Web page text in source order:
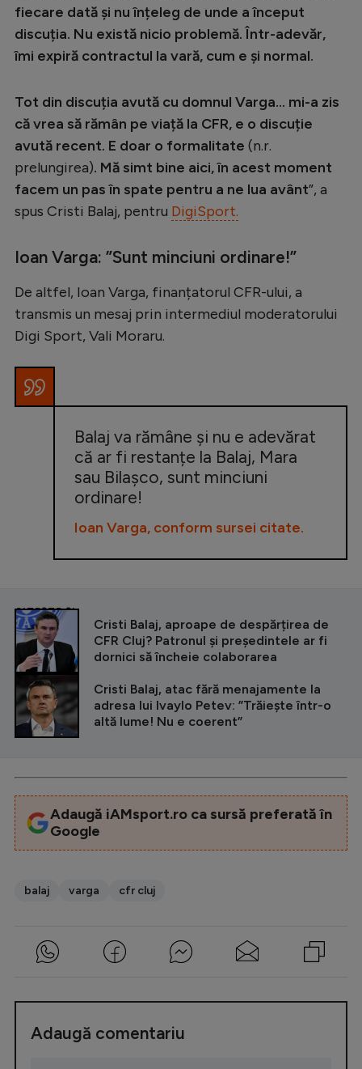
Creează cont
fiecare dată și nu înțeleg de unde a început
discuția. Nu există nicio problemă. Într-adevăr,
îmi expiră contractul la vară, cum e și normal.
Tot din discuția avută cu domnul Varga... mi-a zis
că vrea să rămân pe viață la CFR, e o discuție
avută recent. E doar o formalitate (n.r.
prelungirea). Mă simt bine aici, în acest moment
facem un pas în spate pentru a ne lua avânt”, a
spus Cristi Balaj, pentru DigiSport.
Ioan Varga: ”Sunt minciuni ordinare!”
De altfel, Ioan Varga, finanțatorul CFR-ului, a
transmis un mesaj prin intermediul moderatorului
Digi Sport, Vali Moraru.
Balaj va rămâne și nu e adevărat
că ar fi restanțe la Balaj, Mara
sau Bilașco, sunt minciuni
ordinare!
Ioan Varga, conform sursei citate.
CITEȘTE ȘI
Cristi Balaj, aproape de despărțirea de
CFR Cluj? Patronul și președintele ar fi
dornici să încheie colaborarea
Cristi Balaj, atac fără menajamente la
adresa lui Ivaylo Petev: ”Trăiește într-o
altă lume! Nu e coerent”
Adaugă iAMsport.ro ca sursă preferată în
Google
balaj varga cfr cluj
Adaugă comentariu